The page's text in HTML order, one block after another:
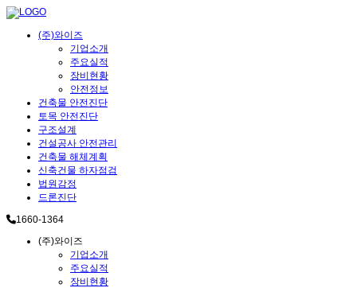
(주)와이즈
기업소개
주요실적
장비현황
안전정보
건축물 안전진단
토목 안전진단
구조설계
건설공사 안전관리
건축물 해체계획
신축건물 하자점검
법원감정
드론진단
1660-1364
(주)와이즈
기업소개
주요실적
장비현황